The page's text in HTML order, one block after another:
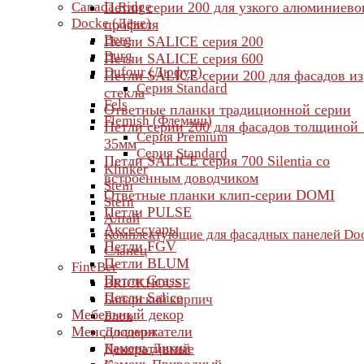
Canada Ridge
Docke (Дёке)
Berg
Burg
Dufour (Дюфур)
Серия Standard
Fels
Flemish (Флемиш)
Серия Premium
Серия Standard
Klinker
Stein
Stern
Алтай
Комплектующие для фасадных панелей
Сланец
FineBer
BRICKHOUSE
Баварский кирпич
Блок
Доломит
Камень Дикий
Петли серии 200 для узкого
профиля
Петли SALICE серия 200
Петли SALICE серия 600
Петли SALICE серии 200 для фасадов из
стекла
Ответные планки традиционной серии
Петли серии 200 для фасадов толщиной
35мм
Петли SALICE серия 700 Silentia со
встроенным доводчиком
Ответные планки клип-серии DOMI
Петли PULSE
Аксессуары
Петли FGV
Петли BLUM
Петли Grass
Петли Salice
Мебельный декор
Менсолодержатели
Декоративные